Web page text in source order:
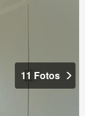
11 Fotos